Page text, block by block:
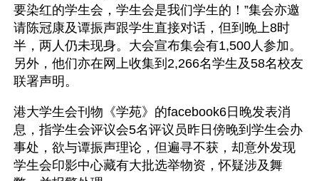
要染红的学生会，学生会是我们学生的！”集会亦邀
请陈冠康及谭振声跟学生直接对话，但到晚上8时
半，两人仍未现身。大会宣布集会有1,500人参加。
另外，他们亦在网上收集到2,266名学生及58名校友
联署声明。
港大学生会刊物《学苑》的facebook6日晚发表消
息，指学生会评议会5名评议员昨日傍晚到学生会办
事处，欲与谭振声理论，但遍寻不获，却意外发现
学生会印影中心藏有大批选举物资，怀疑涉及舞